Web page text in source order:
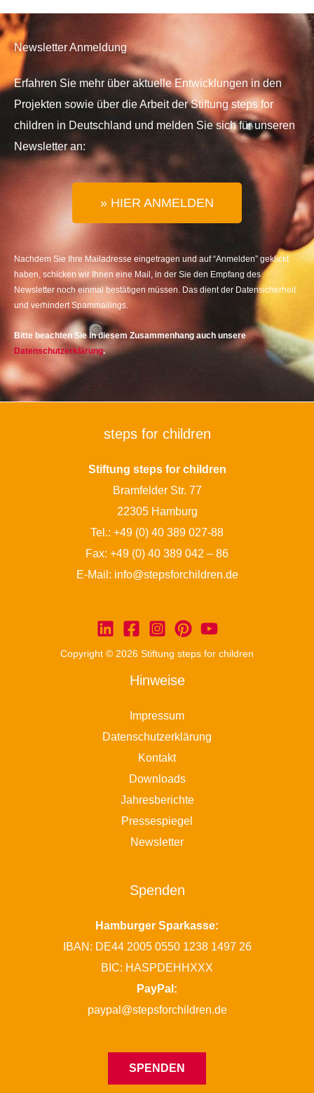
Newsletter Anmeldung
Erfahren Sie mehr über aktuelle Entwicklungen in den
Projekten sowie über die Arbeit der Stiftung steps for
children in Deutschland und melden Sie sich für unseren
Newsletter an:
» HIER ANMELDEN
Nachdem Sie Ihre Mailadresse eingetragen und auf “Anmelden” geklickt
haben, schicken wir Ihnen eine Mail, in der Sie den Empfang des
Newsletter noch einmal bestätigen müssen. Das dient der Datensicherheit
und verhindert Spammailings.
Bitte beachten Sie in diesem Zusammenhang auch unsere
Datenschutzerklärung.
steps for children
Stiftung steps for children
Bramfelder Str. 77
22305 Hamburg
Tel.: +49 (0) 40 389 027-88
Fax: +49 (0) 40 389 042 – 86
E-Mail: info@stepsforchildren.de
Copyright © 2026 Stiftung steps for children
Hinweise
Impressum
Datenschutzerklärung
Kontakt
Downloads
Jahresberichte
Pressespiegel
Newsletter
Spenden
Hamburger Sparkasse:
IBAN: DE44 2005 0550 1238 1497 26
BIC: HASPDEHHXXX
PayPal:
paypal@stepsforchildren.de
SPENDEN